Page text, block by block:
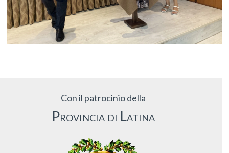
Con il patrocinio della
Provincia di Latina